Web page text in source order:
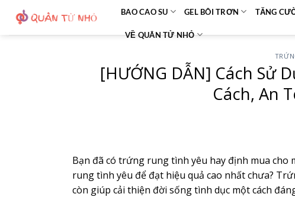
nội
BAO CAO SU GEL BÔI TRƠN TĂNG
VỀ QUÂN TỬ NHỎ
[HƯỚNG DẪN] Cách Sử
Cách, An
Bạn đã có trứng rung tình yêu hay định mua
rung tình yêu để đạt hiệu quả cao nhất chưa?
còn giúp cải thiện đời sống tình dục một cách